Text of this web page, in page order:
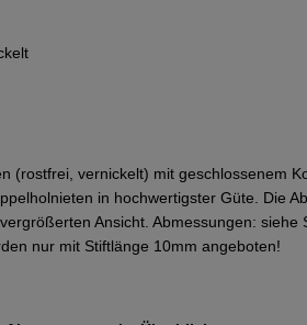
(rostfrei, vernickelt) mit geschlossenem
in hochwertigster Güte. Die
Ansicht. Abmessungen: siehe
nur mit Stiftlänge 10mm angeboten!